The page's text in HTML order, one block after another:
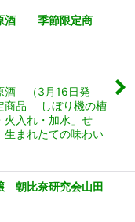
酒 季節限定商
酒 （3月16日発
商品 しぼり機の槽
火入れ・加水」せ
生まれたての味わい
比奈研究会山田